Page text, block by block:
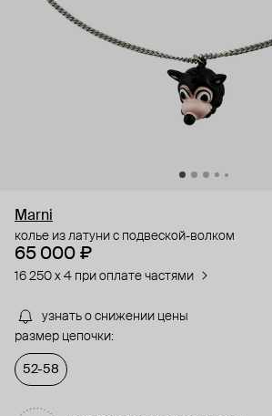
Marni
колье из латуни с подвеской-волком
65 000 ₽
16 250 x 4 при оплате частями
узнать о снижении цены
размер цепочки:
52-58